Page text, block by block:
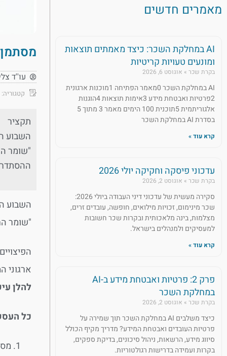
מאמרים חדשים
AI במחלקת השכר: כיצד מאמתים תוצאות
ומונעים טעויות קריטיות
בקרת שכר אוגוסט 6, 2026
AI במחלקת השכר 0מאמר הפתיחה 1מוכנות ארגונית
2פרטיות ואבטחת מידע 3אימות תוצאות 4הוגנות
אלגוריתמית 5תוכנית 100 הימים מאמר 3 מתוך 5
בסדרת AI במחלקת השכר
קרא עוד »
עדכוני פיסקה וחקיקה יולי 2026
בקרת שכר אוגוסט 2, 2026
סקירה מעשית של עדכוני דיני העבודה ביולי 2026:
שכר מינימום, זכויות מילואים, חופשה, עובדים זרים,
מצלמות, בינה מלאכותית ובקרות שכר חשובות
למעסיקים ולמנהלים בישראל.
קרא עוד »
פרק 2: פרטיות ואבטחת מידע ב-AI
במחלקת השכר
בקרת שכר אוגוסט 2, 2026
כיצד משלבים AI במחלקת השכר תוך שמירה על
פרטיות העובדים ואבטחת המידע? מדריך מקיף הכולל
סיווג מידע, הרשאות, ניהול סיכונים, בדיקת ספקים,
בקרות ועמידה בדרישות רגולטוריות.
עו''ד
קטגוריה:
תקציר
השבוע
השבוע
"שומר
הפיצויים, עד 40 קילומטר לפי מתווה צוק איתן ובין 40-80 ק"מ, לפי
ארגוני
להלן
כל העסקים בטווח של עד 40 ק"מ